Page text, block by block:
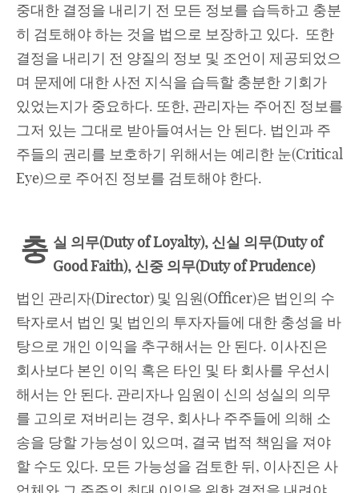
중대한 결정을 내리기 전 모든 정보를 습득하고 충분
히 검토해야 하는 것을 법으로 보장하고 있다. 또한
결정을 내리기 전 양질의 정보 및 조언이 제공되었으
며 문제에 대한 사전 지식을 습득할 충분한 기회가
있었는지가 중요하다. 또한, 관리자는 주어진 정보를
그저 있는 그대로 받아들여서는 안 된다. 법인과 주
주들의 권리를 보호하기 위해서는 예리한 눈(Critical
Eye)으로 주어진 정보를 검토해야 한다.
충 실 의무(Duty of Loyalty), 신실 의무(Duty of
Good Faith), 신중 의무(Duty of Prudence)
법인 관리자(Director) 및 임원(Officer)은 법인의 수
탁자로서 법인 및 법인의 투자자들에 대한 충성을 바
탕으로 개인 이익을 추구해서는 안 된다. 이사진은
회사보다 본인 이익 혹은 타인 및 타 회사를 우선시
해서는 안 된다. 관리자나 임원이 신의 성실의 의무
를 고의로 져버리는 경우, 회사나 주주들에 의해 소
송을 당할 가능성이 있으며, 결국 법적 책임을 져야
할 수도 있다. 모든 가능성을 검토한 뒤, 이사진은 사